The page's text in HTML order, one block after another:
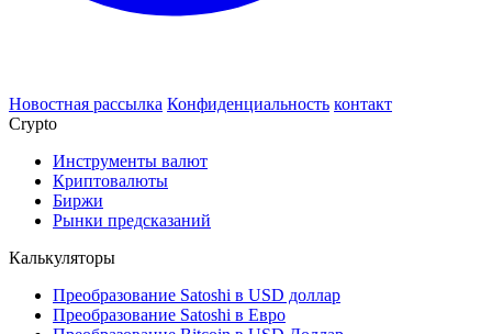
Новостная рассылка Конфиденциальность контакт
Crypto
Инструменты валют
Криптовалюты
Биржи
Рынки предсказаний
Калькуляторы
Преобразование Satoshi в USD доллар
Преобразование Satoshi в Евро